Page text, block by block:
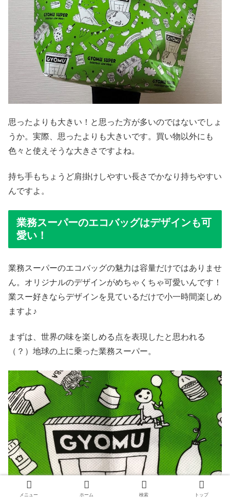
思ったよりも大きい！と思った方が多いのではないでしょ
うか。実際、思ったよりも大きいです。買い物以外にも
色々と使えそうな大きさですよね。
持ち手もちょうど肩掛けしやすい長さでかなり持ちやすい
んですよ。
業務スーパーのエコバッグはデザインも可
愛い！
業務スーパーのエコバッグの魅力は容量だけではありませ
ん。オリジナルのデザインがめちゃくちゃ可愛いんです！
業スー好きならデザインを見ているだけで小一時間楽しめ
ますよ♪
まずは、世界の味を楽しめる点を表現したと思われる
（？）地球の上に乗った業務スーパー。
メニュー ホーム 検索 トップ